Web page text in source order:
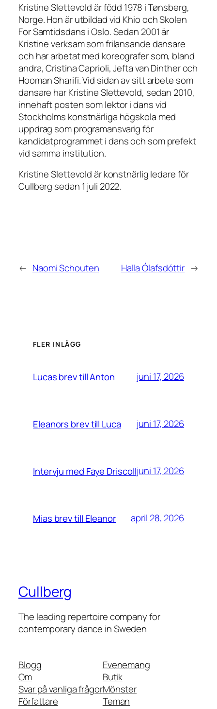
Kristine Slettevold är född 1978 i Tønsberg,
Norge. Hon är utbildad vid Khio och Skolen
For Samtidsdans i Oslo. Sedan 2001 är
Kristine verksam som frilansande dansare
och har arbetat med koreografer som, bland
andra, Cristina Caprioli, Jefta van Dinther och
Hooman Sharifi. Vid sidan av sitt arbete som
dansare har Kristine Slettevold, sedan 2010,
innehaft posten som lektor i dans vid
Stockholms konstnärliga högskola med
uppdrag som programansvarig för
kandidatprogrammet i dans och som prefekt
vid samma institution.
Kristine Slettevold är konstnärlig ledare för
Cullberg sedan 1 juli 2022.
← Naomi Schouten Halla Ólafsdóttir →
FLER INLÄGG
Lucas brev till Anton juni 17, 2026
Eleanors brev till Luca juni 17, 2026
Intervju med Faye Driscolljuni 17, 2026
Mias brev till Eleanor april 28, 2026
Cullberg
The leading repertoire company for
contemporary dance in Sweden
Blogg
Om
Svar på vanliga frågor
Författare
Evenemang
Butik
Mönster
Teman